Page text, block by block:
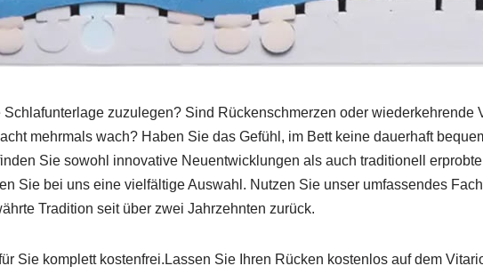
zuzulegen? Sind Rückenschmerzen oder wiederkehrende
mehrmals wach? Haben Sie das Gefühl, im Bett keine dauerhaft
Sie sowohl innovative Neuentwicklungen als auch traditionell
Sie bei uns eine vielfältige Auswahl. Nutzen Sie unser umfassendes
Tradition seit über zwei Jahrzehnten zurück.
Sie komplett kostenfrei.Lassen Sie Ihren Rücken kostenlos auf dem